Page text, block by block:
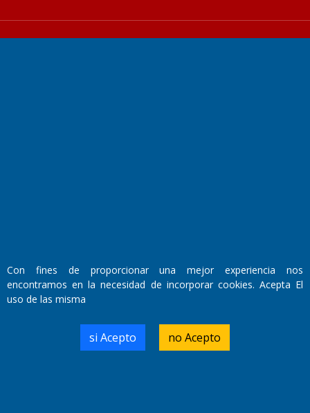
Domicilio Legal: José Ingenieros 855,
Número de Registro DNDA:
RL-2019-55551274-APN-DNDA#MJ
Con fines de proporcionar una mejor experiencia nos
encontramos en la necesidad de incorporar cookies. Acepta El
uso de las misma
si Acepto no Acepto